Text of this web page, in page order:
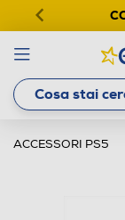
ACCESSORI PS5